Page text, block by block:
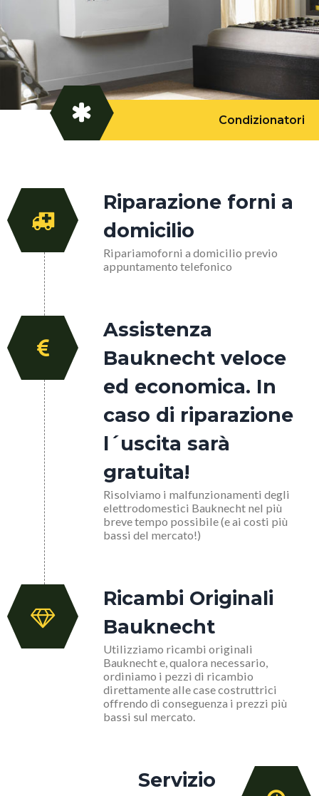
Condizionatori
Riparazione forni a
domicilio
Ripariamoforni a domicilio previo
appuntamento telefonico
Assistenza
Bauknecht veloce
ed economica. In
caso di riparazione
l´uscita sarà
gratuita!
Risolviamo i malfunzionamenti degli
elettrodomestici Bauknecht nel più
breve tempo possibile (e ai costi più
bassi del mercato!)
Ricambi Originali
Bauknecht
Utilizziamo ricambi originali
Bauknecht e, qualora necessario,
ordiniamo i pezzi di ricambio
direttamente alle case costruttrici
offrendo di conseguenza i prezzi più
bassi sul mercato.
Servizio